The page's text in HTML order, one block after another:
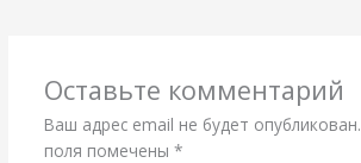
Оставьте комментарий
Ваш адрес email не будет опубликован.
поля помечены *